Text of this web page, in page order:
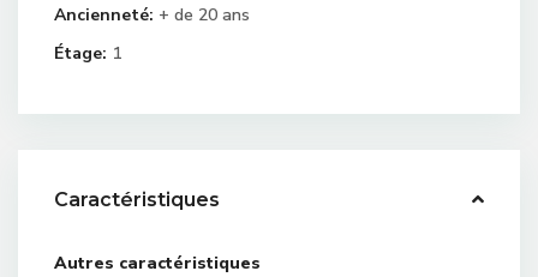
Ancienneté: + de 20 ans
Étage: 1
Caractéristiques
Autres caractéristiques